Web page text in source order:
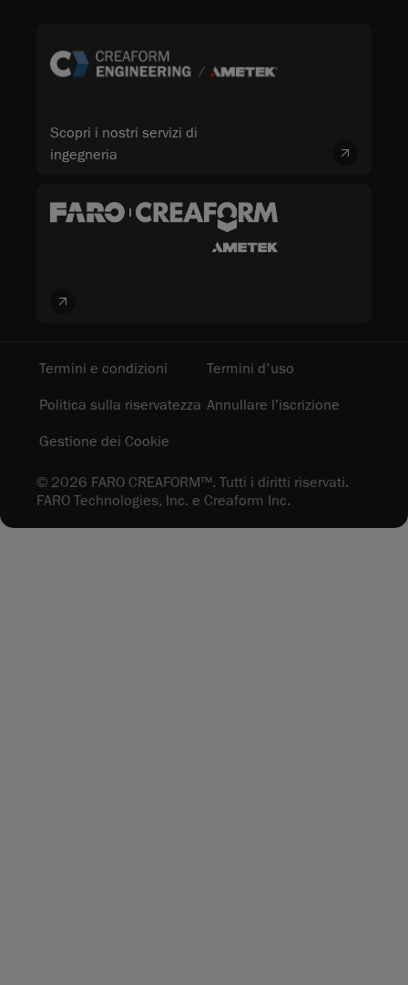
Scopri i nostri servizi di
ingegneria
© 2026 FARO CREAFORM™. Tutti i diritti riservati.
FARO Technologies, Inc. e Creaform Inc.
Termini e condizioni
Termini d'uso
Politica sulla riservatezza Annullare l’iscrizione
Gestione dei Cookie